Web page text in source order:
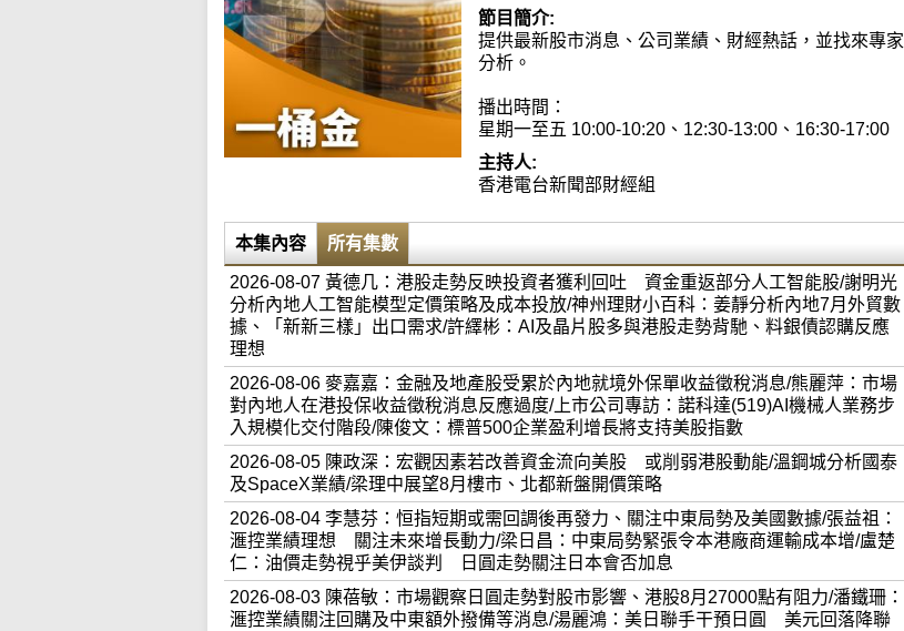
節目簡介:
提供最新股市消息、公司業績、財經熱話，並找來專家
分析。
播出時間：
星期一至五 10:00-10:20、12:30-13:00、16:30-17:00
主持人:
香港電台新聞部財經組
本集內容 所有集數
2026-08-07 黃德几：港股走勢反映投資者獲利回吐 資金重返部分人工智能股/謝明光
分析內地人工智能模型定價策略及成本投放/神州理財小百科：姜靜分析內地7月外貿數
據、「新新三樣」出口需求/許繹彬：AI及晶片股多與港股走勢背馳、料銀債認購反應
理想
2026-08-06 麥嘉嘉：金融及地產股受累於內地就境外保單收益徵稅消息/熊麗萍：市場
對內地人在港投保收益徵稅消息反應過度/上市公司專訪：諾科達(519)AI機械人業務步
入規模化交付階段/陳俊文：標普500企業盈利增長將支持美股指數
2026-08-05 陳政深：宏觀因素若改善資金流向美股 或削弱港股動能/溫鋼城分析國泰
及SpaceX業績/梁理中展望8月樓市、北都新盤開價策略
2026-08-04 李慧芬：恒指短期或需回調後再發力、關注中東局勢及美國數據/張益祖：
滙控業績理想 關注未來增長動力/梁日昌：中東局勢緊張令本港廠商運輸成本增/盧楚
仁：油價走勢視乎美伊談判 日圓走勢關注日本會否加息
2026-08-03 陳蓓敏：市場觀察日圓走勢對股市影響、港股8月27000點有阻力/潘鐵珊：
滙控業績關注回購及中東額外撥備等消息/湯麗鴻：美日聯手干預日圓 美元回落降聯